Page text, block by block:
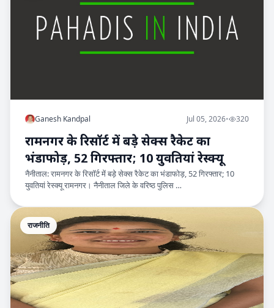
Ganesh Kandpal Jul 05, 2026• 320
रामनगर के रिसॉर्ट में बड़े सेक्स रैकेट का
भंडाफोड़, 52 गिरफ्तार; 10 युवतियां रेस्क्यू
नैनीताल: रामनगर के रिसॉर्ट में बड़े सेक्स रैकेट का भंडाफोड़, 52 गिरफ्तार; 10
युवतियां रेस्क्यू रामनगर। नैनीताल जिले के वरिष्ठ पुलिस …
राजनीति